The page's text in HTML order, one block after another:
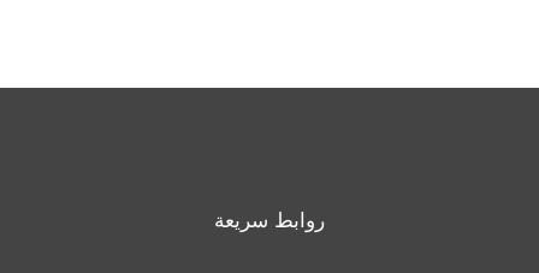
روابط سريعة